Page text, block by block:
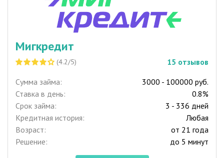
Мигкредит
(4.2/5) 15 отзывов
Сумма займа:
3000 - 100000 руб.
Ставка в день:
0.8%
Срок займа:
3 - 336 дней
Кредитная история:
Любая
Возраст:
от 21 года
Решение:
до 5 минут